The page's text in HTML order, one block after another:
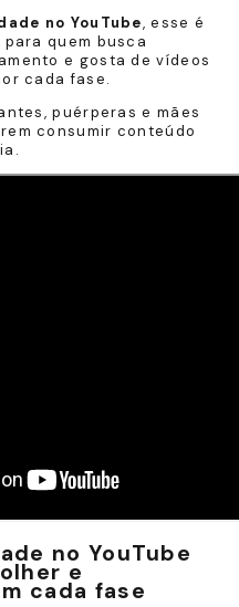
no YouTube, esse é
quem busca
e gosta de vídeos
cada fase.
puérperas e mães
consumir conteúdo
no YouTube
e
cada fase